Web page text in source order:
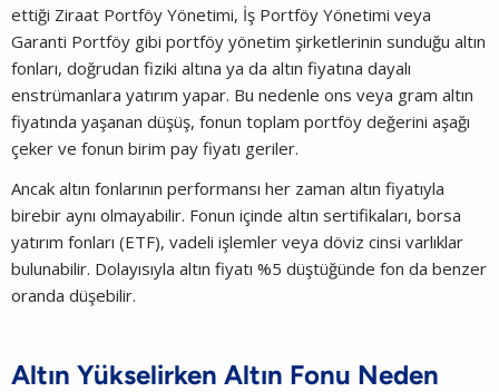
ettiği Ziraat Portföy Yönetimi, İş Portföy Yönetimi veya
Garanti Portföy gibi portföy yönetim şirketlerinin sunduğu altın
fonları, doğrudan fiziki altına ya da altın fiyatına dayalı
enstrümanlara yatırım yapar. Bu nedenle ons veya gram altın
fiyatında yaşanan düşüş, fonun toplam portföy değerini aşağı
çeker ve fonun birim pay fiyatı geriler.
Ancak altın fonlarının performansı her zaman altın fiyatıyla
birebir aynı olmayabilir. Fonun içinde altın sertifikaları, borsa
yatırım fonları (ETF), vadeli işlemler veya döviz cinsi varlıklar
bulunabilir. Dolayısıyla altın fiyatı %5 düştüğünde fon da benzer
oranda düşebilir.
Altın Yükselirken Altın Fonu Neden